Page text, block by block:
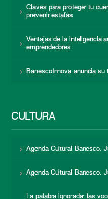
Claves para proteger tu
prevenir estafas
Ventajas de la inteligencia
emprendedores
BanescoInnova anuncia su
CULTURA
Agenda Cultural Banesco.
Agenda Cultural Banesco.
La palabra ignorada: las